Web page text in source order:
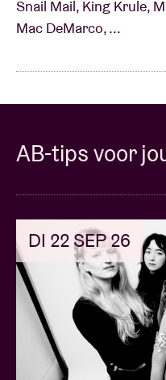
Snail Mail, King Krule,
Mac DeMarco, ...
AB-tips voor
DI 22 SEP 26